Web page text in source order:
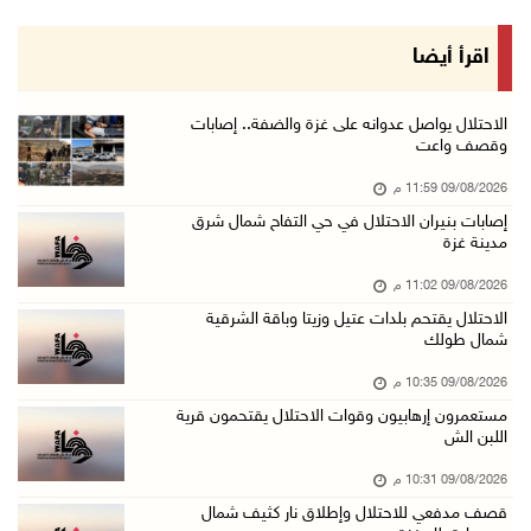
الصليب الأحمر يُسهل نقل 37 معتقلا أفرج عنهم إ ...
الاحتلال يقتحم برك سليمان جنوب بيت لحم
مستعمرون إرهابيون يهاجمون قرية المغير والاحتل ...
09/آب/2026 07:02 م
الجامعة العربية تنعى السفير دياب اللوح
09/آب/2026 05:28 م
ثلاث إصابات برصاص الاحتلال في مدينة خان يونس
اقرأ أيضا
الاحتلال يواصل عدوانه على غزة والضفة.. إصابات
وقصف واعت
09/08/2026 11:59 م
إصابات بنيران الاحتلال في حي التفاح شمال شرق
مدينة غزة
09/08/2026 11:02 م
الاحتلال يقتحم بلدات عتيل وزيتا وباقة الشرقية
شمال طولك
09/08/2026 10:35 م
مستعمرون إرهابيون وقوات الاحتلال يقتحمون قرية
اللبن الش
09/08/2026 10:31 م
قصف مدفعي للاحتلال وإطلاق نار كثيف شمال